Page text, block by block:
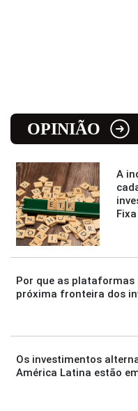
OPINIÃO
A
Fixa
Por que as
próxima fronteira dos
Os investimentos
América Latina estão